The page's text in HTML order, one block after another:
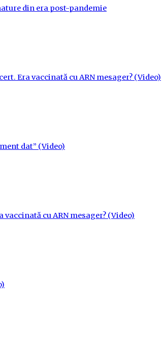
din era post-pandemie
Era vaccinată cu ARN mesager? (Video)
dat” (Video)
cu ARN mesager? (Video)